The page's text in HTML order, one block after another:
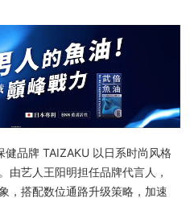
健品牌 TAIZAKU 以日系时尚风格
由艺人王阳明担任品牌代言人，
，搭配数位通路升级策略，加速